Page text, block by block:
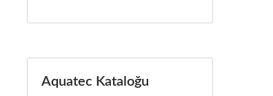
Aquatec Kataloğu